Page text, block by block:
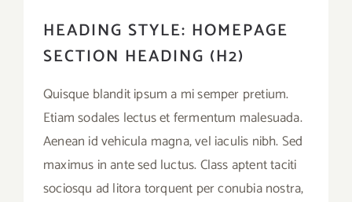
HEADING STYLE: HOMEPAGE
SECTION HEADING (H2)
Quisque blandit ipsum a mi semper pretium.
Etiam sodales lectus et fermentum malesuada.
Aenean id vehicula magna, vel iaculis nibh. Sed
maximus in ante sed luctus. Class aptent taciti
sociosqu ad litora torquent per conubia nostra,